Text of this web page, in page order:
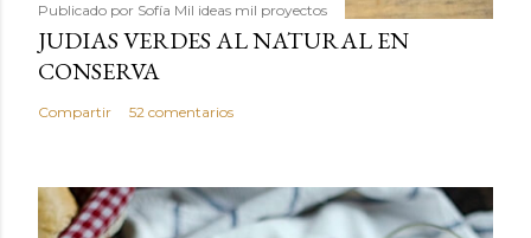
Publicado por Sofía Mil ideas mil proyectos
JUDIAS VERDES AL NATURAL EN
CONSERVA
Compartir 52 comentarios